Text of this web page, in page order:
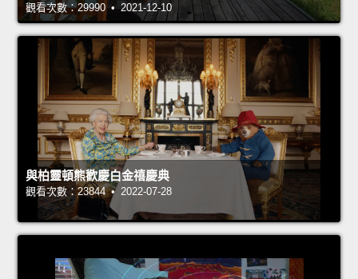
觀看次數：29990 • 2021-12-10
與柏靈頓熊歡慶白金禧慶典
觀看次數：23844 • 2022-07-28